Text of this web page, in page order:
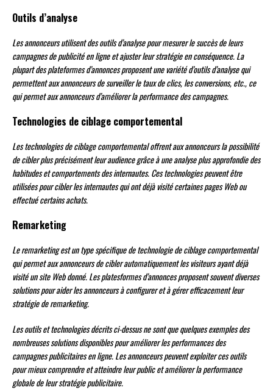
Outils d’analyse
Les annonceurs utilisent des outils d’analyse pour mesurer le succès de leurs
campagnes de publicité en ligne et ajuster leur stratégie en conséquence. La
plupart des plateformes d’annonces proposent une variété d’outils d’analyse qui
permettent aux annonceurs de surveiller le taux de clics, les conversions, etc., ce
qui permet aux annonceurs d’améliorer la performance des campagnes.
Technologies de ciblage comportemental
Les technologies de ciblage comportemental offrent aux annonceurs la possibilité
de cibler plus précisément leur audience grâce à une analyse plus approfondie des
habitudes et comportements des internautes. Ces technologies peuvent être
utilisées pour cibler les internautes qui ont déjà visité certaines pages Web ou
effectué certains achats.
Remarketing
Le remarketing est un type spécifique de technologie de ciblage comportemental
qui permet aux annonceurs de cibler automatiquement les visiteurs ayant déjà
visité un site Web donné. Les platesformes d’annonces proposent souvent diverses
solutions pour aider les annonceurs à configurer et à gérer efficacement leur
stratégie de remarketing.
Les outils et technologies décrits ci-dessus ne sont que quelques exemples des
nombreuses solutions disponibles pour améliorer les performances des
campagnes publicitaires en ligne. Les annonceurs peuvent exploiter ces outils
pour mieux comprendre et atteindre leur public et améliorer la performance
globale de leur stratégie publicitaire.